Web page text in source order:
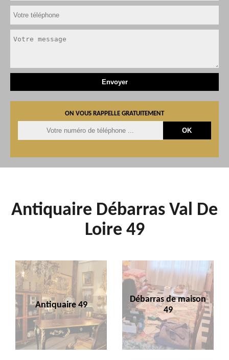
ON VOUS RAPPELLE GRATUITEMENT
Antiquaire Débarras Val De
Loire 49
Antiquaire 49
Débarras de maison
49